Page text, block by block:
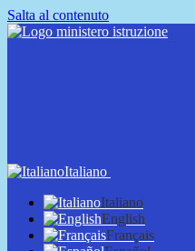
Salta al contenuto
Italiano
Italiano
English
Français